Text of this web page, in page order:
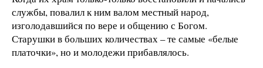
службы, повалил к ним валом местный народ,
изголодавшийся по вере и общению с Богом.
Старушки в больших количествах – те самые «белые
платочки», но и молодежи прибавлялось.